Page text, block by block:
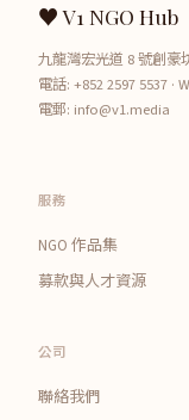
♥ V1 NGO Hub
九龍灣宏光道 8 號創豪
電話: +852 2597 5537 ·
電郵: info@v1.media
服務
NGO 作品集
募款與人才資源
公司
聯絡我們